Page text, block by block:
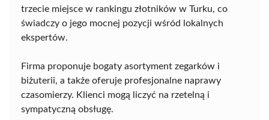
trzecie miejsce w rankingu złotników w Turku, co
świadczy o jego mocnej pozycji wśród lokalnych
ekspertów.
Firma proponuje bogaty asortyment zegarków i
biżuterii, a także oferuje profesjonalne naprawy
czasomierzy. Klienci mogą liczyć na rzetelną i
sympatyczną obsługę.